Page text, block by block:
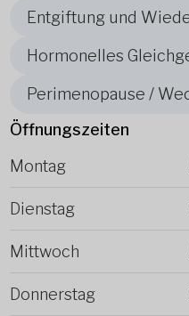
Entgiftung und
Hormonelles
Perimenopause /
Öffnungszeiten
Montag
Dienstag
Mittwoch
Donnerstag